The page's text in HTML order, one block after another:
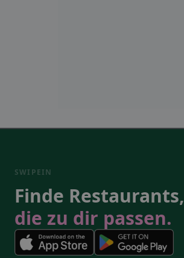
SWIPEIN
Finde Restaurants,
die zu dir passen.